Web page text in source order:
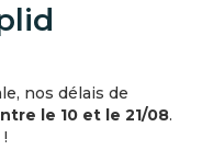
nos délais de
le 10 et le 21/08.